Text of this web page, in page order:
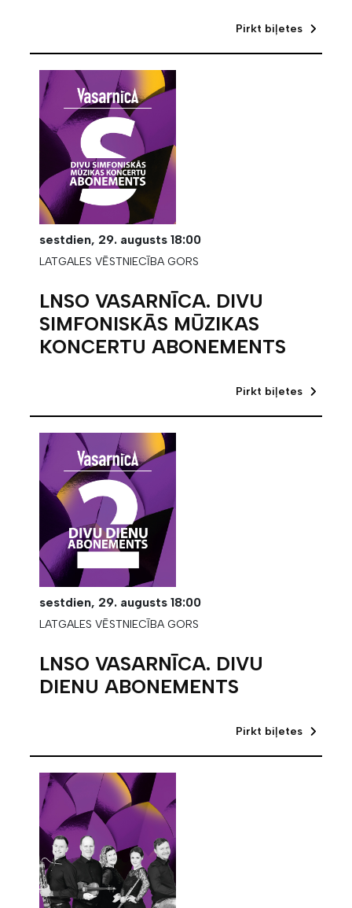
Pirkt biļetes
sestdien, 29. augusts 18:00
LATGALES VĒSTNIECĪBA GORS
LNSO VASARNĪCA. DIVU
SIMFONISKĀS MŪZIKAS
KONCERTU ABONEMENTS
Pirkt biļetes
sestdien, 29. augusts 18:00
LATGALES VĒSTNIECĪBA GORS
LNSO VASARNĪCA. DIVU
DIENU ABONEMENTS
Pirkt biļetes